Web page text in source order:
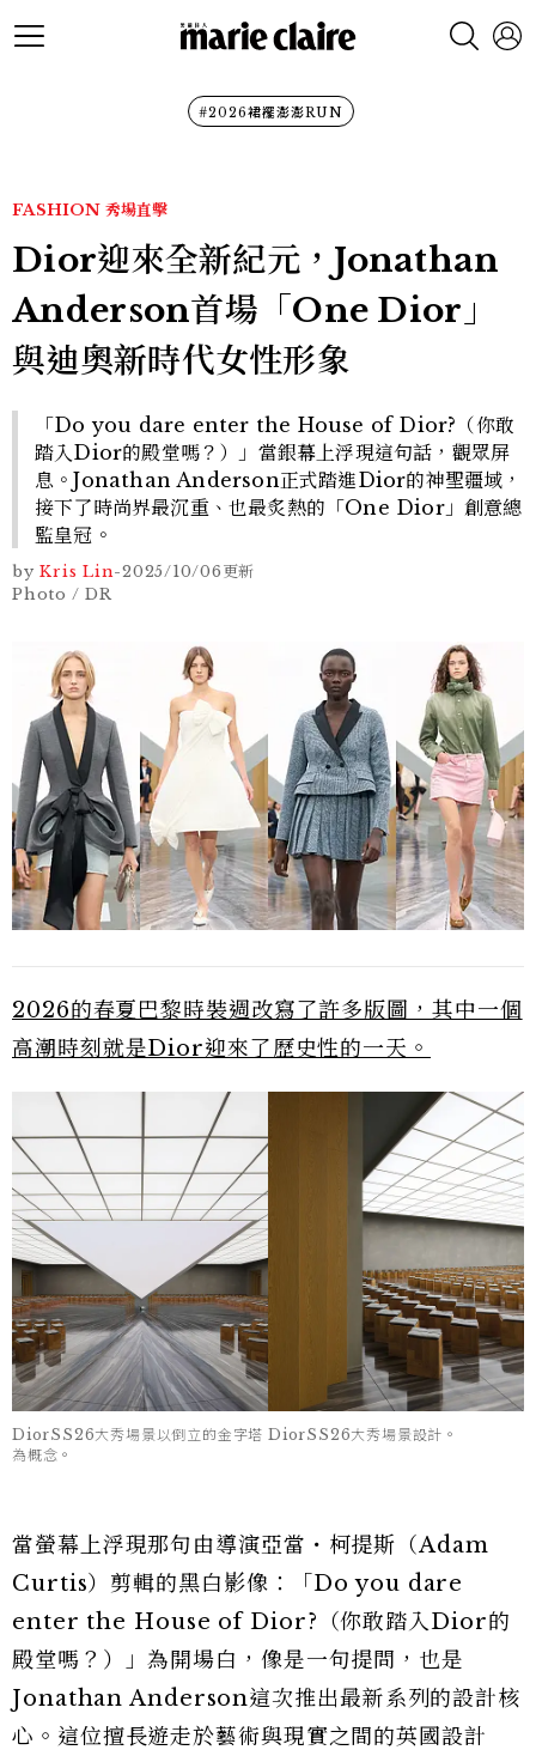
#2026裙襬澎澎RUN
FASHION 秀場直擊
Dior迎來全新紀元，Jonathan
Anderson首場「One Dior」
與迪奧新時代女性形象
「Do you dare enter the House of Dior?（你敢
踏入Dior的殿堂嗎？）」當銀幕上浮現這句話，觀眾屏
息。Jonathan Anderson正式踏進Dior的神聖疆域，
接下了時尚界最沉重、也最炙熱的「One Dior」創意總
監皇冠。
by Kris Lin-2025/10/06更新
Photo / DR
2026的春夏巴黎時裝週改寫了許多版圖，其中一個
高潮時刻就是Dior迎來了歷史性的一天。
DiorSS26大秀場景以倒立的金字塔
為概念。
DiorSS26大秀場景設計。
當螢幕上浮現那句由導演亞當・柯提斯（Adam
Curtis）剪輯的黑白影像：「Do you dare
enter the House of Dior?（你敢踏入Dior的
殿堂嗎？）」為開場白，像是一句提問，也是
Jonathan Anderson這次推出最新系列的設計核
心。這位擅長遊走於藝術與現實之間的英國設計